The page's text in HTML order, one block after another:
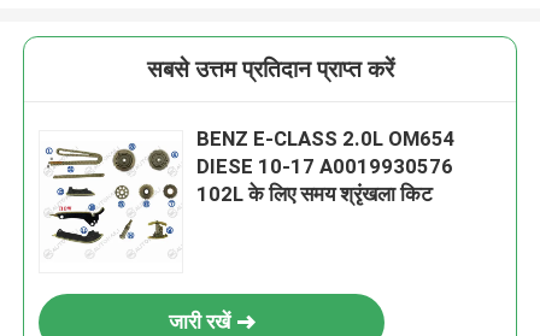
सबसे उत्तम प्रतिदान प्राप्त करें
BENZ E-CLASS 2.0L OM654
DIESE 10-17 A0019930576
102L के लिए समय श्रृंखला किट
जारी रखें